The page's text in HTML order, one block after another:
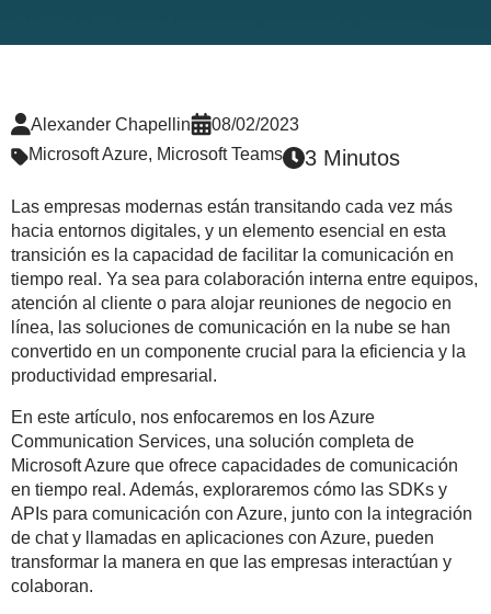
Alexander Chapellin
08/02/2023
Microsoft Azure, Microsoft Teams 3 Minutos
Las empresas modernas están transitando cada vez más
hacia entornos digitales, y un elemento esencial en esta
transición es la capacidad de facilitar la comunicación en
tiempo real. Ya sea para colaboración interna entre equipos,
atención al cliente o para alojar reuniones de negocio en
línea, las soluciones de comunicación en la nube se han
convertido en un componente crucial para la eficiencia y la
productividad empresarial.
En este artículo, nos enfocaremos en los Azure
Communication Services, una solución completa de
Microsoft Azure que ofrece capacidades de comunicación
en tiempo real. Además, exploraremos cómo las SDKs y
APIs para comunicación con Azure, junto con la integración
de chat y llamadas en aplicaciones con Azure, pueden
transformar la manera en que las empresas interactúan y
colaboran.